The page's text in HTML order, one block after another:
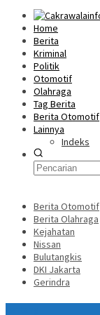
Home
Berita
Kriminal
Politik
Otomotif
Olahraga
Tag Berita
Berita Otomotif
Lainnya
Indeks
Berita Otomotif
Berita Olahraga
Kejahatan
Nissan
Bulutangkis
DKI Jakarta
Gerindra